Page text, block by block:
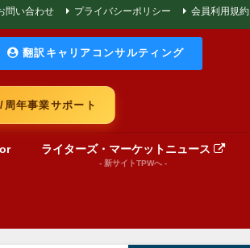
問い合わせ プライバシーポリシー 会員利用規約
翻訳キャリアコンサルティング
年事業サポート
ライターズ・マーケットニュース
- 新サイトTPWへ -